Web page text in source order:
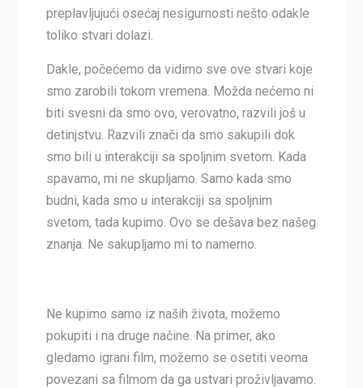
preplavljujući osećaj nesigurnosti nešto odakle
toliko stvari dolazi.
Dakle, počećemo da vidimo sve ove stvari koje
smo zarobili tokom vremena. Možda nećemo ni
biti svesni da smo ovo, verovatno, razvili još u
detinjstvu. Razvili znači da smo sakupili dok
smo bili u interakciji sa spoljnim svetom. Kada
spavamo, mi ne skupljamo. Samo kada smo
budni, kada smo u interakciji sa spoljnim
svetom, tada kupimo. Ovo se dešava bez našeg
znanja. Ne sakupljamo mi to namerno.
Ne kupimo samo iz naših života, možemo
pokupiti i na druge načine. Na primer, ako
gledamo igrani film, možemo se osetiti veoma
povezani sa filmom da ga ustvari proživljavamo.